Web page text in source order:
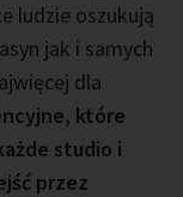
ludzie oszukują
jak i samych
dla
które
studio i
przez